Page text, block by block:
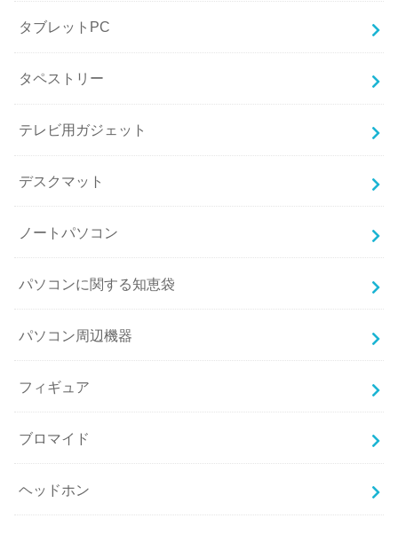
タブレットPC
タペストリー
テレビ用ガジェット
デスクマット
ノートパソコン
パソコンに関する知恵袋
パソコン周辺機器
フィギュア
ブロマイド
ヘッドホン